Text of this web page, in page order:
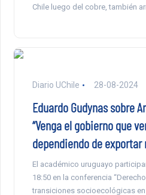
Chile luego del cobre, también
Diario UChile 28-08-2024
Eduardo Gudynas sobre
“Venga el gobierno que
dependiendo de
El académico uruguayo
18:50 en la conferencia
transiciones socioecológicas en